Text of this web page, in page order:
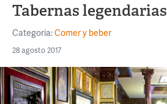
Tabernas legendarias
Categoría:Comer y beber
28 agosto 2017